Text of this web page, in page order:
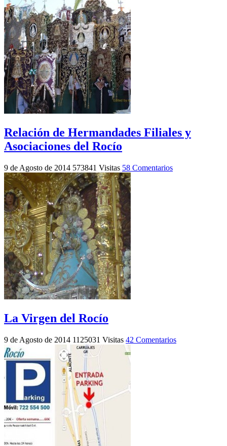
Relación de Hermandades Filiales y
Asociaciones del Rocío
9 de Agosto de 2014 573841 Visitas 58 Comentarios
La Virgen del Rocío
9 de Agosto de 2014 1125031 Visitas 42 Comentarios